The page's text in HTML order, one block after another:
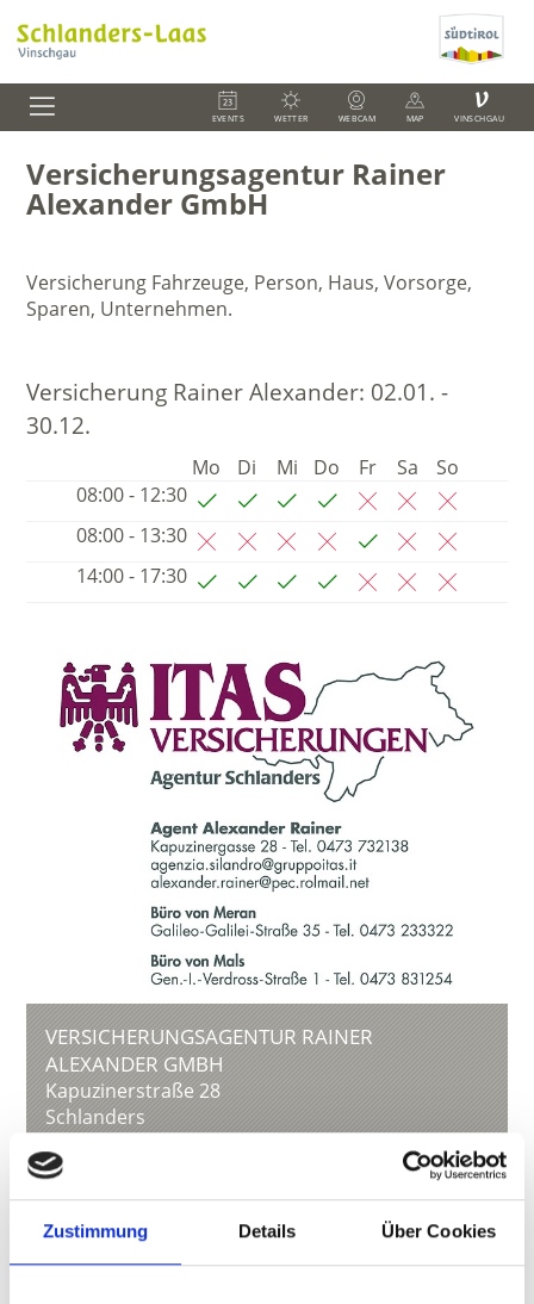
Zustimmung Details Über Cookies
EVENTS WETTER WEBCAM MAP
V
VINSCHGAU
Versicherungsagentur Rainer
Alexander GmbH
Versicherung Fahrzeuge, Person, Haus, Vorsorge,
Sparen, Unternehmen.
Versicherung Rainer Alexander: 02.01. -
30.12.
Mo Di Mi Do Fr Sa
So
08:00 - 12:30
08:00 - 13:30
14:00 - 17:30
VERSICHERUNGSAGENTUR RAINER
ALEXANDER GMBH
Kapuzinerstraße 28
Schlanders
agenzia.silandro@gruppoitas.it
www.gruppoitas.it
T+39 0473 732138